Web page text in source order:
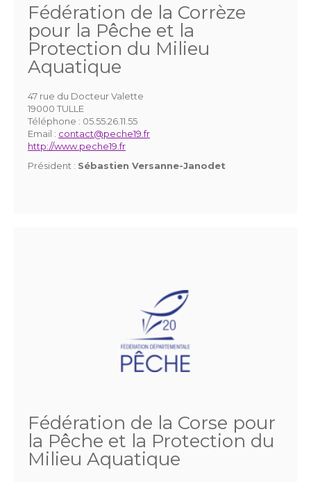
Fédération de la Corrèze
pour la Pêche et la
Protection du Milieu
Aquatique
47 rue du Docteur Valette
19000 TULLE
Téléphone : 05.55.26.11.55
Email : contact@peche19.fr
http://www.peche19.fr
Président : Sébastien Versanne-Janodet
Fédération de la Corse pour
la Pêche et la Protection du
Milieu Aquatique